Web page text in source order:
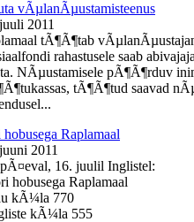
vÃµlanÃµustamisteenus
2011
tÃ¶Ã¶tab
rahastusele saab
NÃµustamisele pÃ¶Ã¶rduv
tÃ¶Ã¶tud saavad
Raplamaal
2011
16. juulil Inglistel:
hobusega Raplamaal
kÃ¼la 770
kÃ¼la 555